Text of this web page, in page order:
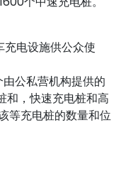
充电设施供公众使
公私营机构提供的
和，快速充电桩和高
等充电桩的数量和位